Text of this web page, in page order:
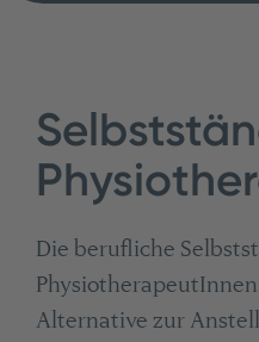
Die berufliche
Alternative zur